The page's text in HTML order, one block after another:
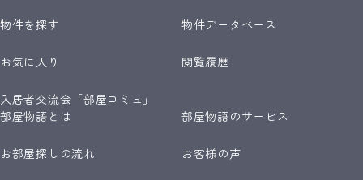
物件を探す 物件データベース
お気に入り 閲覧履歴
入居者交流会「部屋コミュ」
部屋物語とは
部屋物語のサービス
お部屋探しの流れ お客様の声